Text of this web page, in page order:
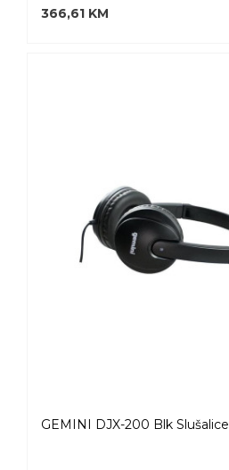
366,61 KM
GEMINI DJX-200 Blk Slušalice